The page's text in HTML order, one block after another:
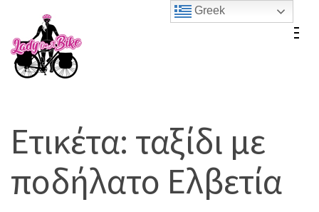
content
(Press
Ετικέτα: ταξίδι με
ποδήλατο Ελβετία
Greek